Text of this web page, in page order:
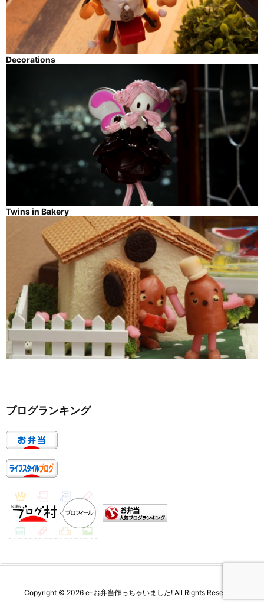
Decorations
Twins in Bakery
ブログランキング
Copyright © 2026 e-お弁当作っちゃいました! All Rights Reserved.